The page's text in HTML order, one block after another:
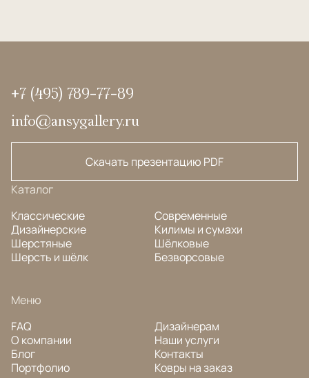
+7 (495) 789-77-89
info@ansygallery.ru
Скачать презентацию PDF
Каталог
Классические
Дизайнерские
Шерстяные
Шерсть и шёлк
Современные
Килимы и сумахи
Шёлковые
Безворсовые
Меню
FAQ
О компании
Блог
Портфолио
Дизайнерам
Наши услуги
Контакты
Ковры на заказ